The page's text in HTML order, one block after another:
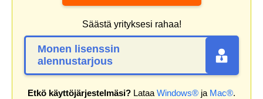
Säästä yrityksesi rahaa!
Monen lisenssin
alennustarjous
Etkö käyttöjärjestelmäsi? Lataa Windows® ja Mac®.